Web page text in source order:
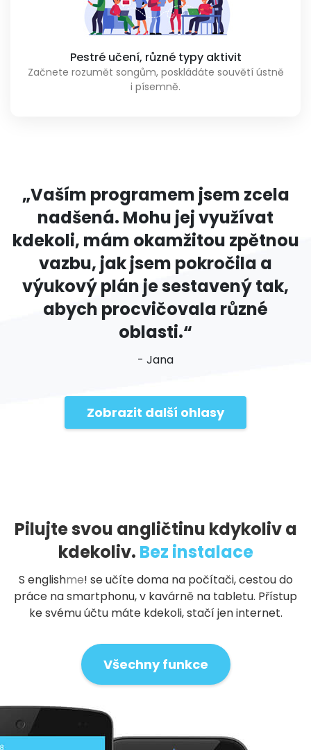
Pestré učení, různé typy aktivit
Začnete rozumět songům, poskládáte souvětí ústně
i písemně.
„Vaším programem jsem zcela
nadšená. Mohu jej využívat
kdekoli, mám okamžitou zpětnou
vazbu, jak jsem pokročila a
výukový plán je sestavený tak,
abych procvičovala různé
oblasti.“
- Jana
Zobrazit další ohlasy
Pilujte svou angličtinu kdykoliv a
kdekoliv. Bez instalace
S englishme! se učíte doma na počítači, cestou do
práce na smartphonu, v kavárně na tabletu. Přístup
ke svému účtu máte kdekoli, stačí jen internet.
Všechny funkce